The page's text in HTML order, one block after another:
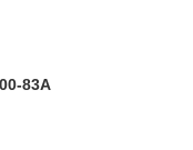
83A